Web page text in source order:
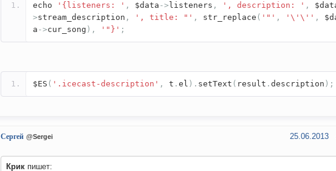
echo '{listeners: ' , $data -> listeners , ', description: ' ,
>stream_description , ', title: "' , str_replace ( '"' , '\'\'' ,
a ->cur_song ), '"}' ;
$ES ( '.icecast-description' , t . el ). setText ( result . description );
Сергей @Sergei 25.06.2013
Крик пишет: